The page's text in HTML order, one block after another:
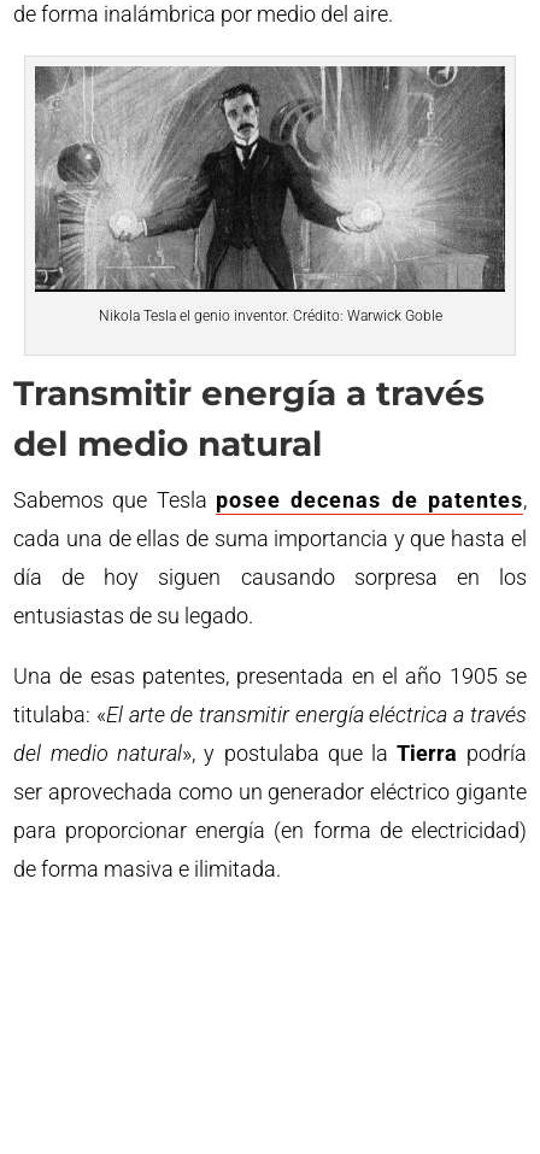
de forma inalámbrica por medio del aire.
Nikola Tesla el genio inventor. Crédito: Warwick Goble
Transmitir energía a través
del medio natural
Sabemos que Tesla posee decenas de patentes,
cada una de ellas de suma importancia y que hasta el
día de hoy siguen causando sorpresa en los
entusiastas de su legado.
Una de esas patentes, presentada en el año 1905 se
titulaba: «El arte de transmitir energía eléctrica a través
del medio natural», y postulaba que laTierra podría
ser aprovechada como un generador eléctrico gigante
para proporcionar energía (en forma de electricidad)
de forma masiva e ilimitada.